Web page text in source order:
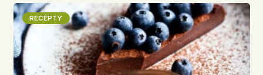
RECEPTY